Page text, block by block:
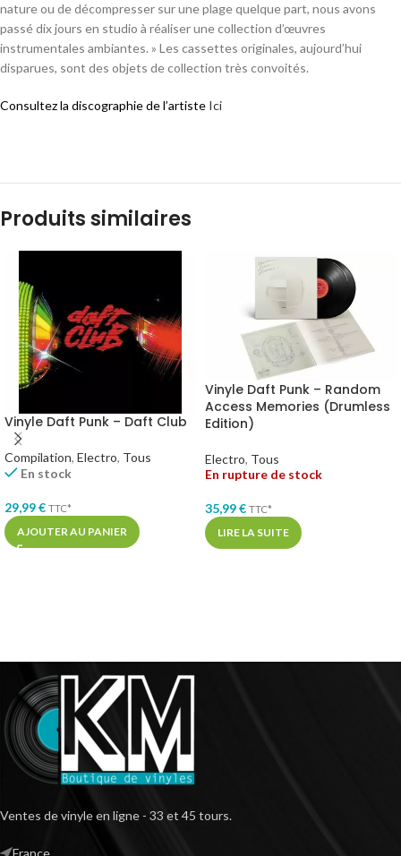
nature ou de décompresser sur une plage quelque part, nous avons
passé dix jours en studio à réaliser une collection d’œuvres
instrumentales ambiantes. » Les cassettes originales, aujourd’hui
disparues, sont des objets de collection très convoités.
Consultez la discographie de l’artiste Ici
Produits similaires
Vinyle Daft Punk – Daft Club
Compilation, Electro, Tous
En stock
29,99€ TTC*
AJOUTER AU PANIER
Vinyle Daft Punk – Random
Access Memories (Drumless
Edition)
Electro, Tous
En rupture de stock
35,99€ TTC*
LIRE LA SUITE
Ventes de vinyle en ligne - 33 et 45 tours.
France